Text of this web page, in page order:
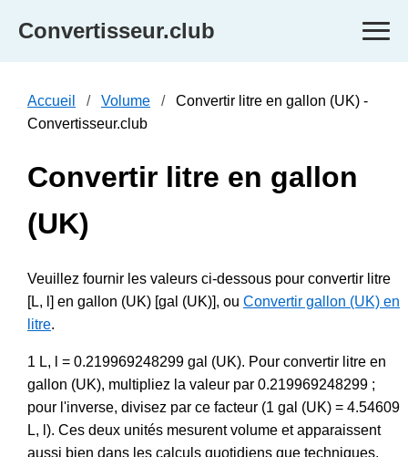
Convertisseur.club
Accueil Volume
Convertir litre en gallon (UK) -
Convertisseur.club
Convertir litre en gallon
(UK)
Veuillez fournir les valeurs ci-dessous pour convertir litre
[L, l] en gallon (UK) [gal (UK)], ou Convertir gallon (UK) en
litre.
1 L, l = 0.219969248299 gal (UK). Pour convertir litre en
gallon (UK), multipliez la valeur par 0.219969248299 ;
pour l'inverse, divisez par ce facteur (1 gal (UK) = 4.54609
L, l). Ces deux unités mesurent volume et apparaissent
aussi bien dans les calculs quotidiens que techniques,